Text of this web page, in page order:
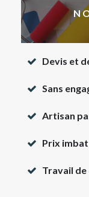
Devis et
Sans
Artisan
Prix
Travail